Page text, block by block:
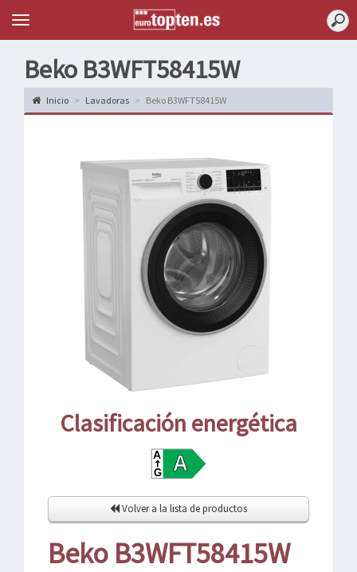
Topten
Menu
Beko B3WFT58415W
Inicio Lavadoras Beko B3WFT58415W
Clasificación energética
Volver a la lista de productos
Beko B3WFT58415W